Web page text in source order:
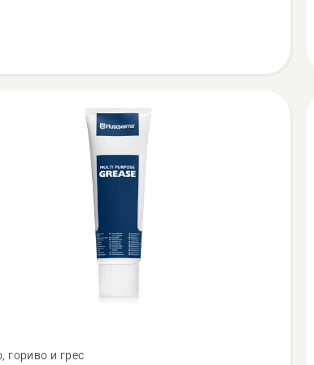
гориво и грес